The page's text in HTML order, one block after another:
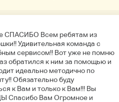
СПАСИБО Всем ребятам из
Удивительная команда с
сервисом!! Вот уже не помню
обратился к ним за помощью и
идеально методично по
Обязательно буду
к Вам и только к Вам!!! Вы
Спасибо Вам Огромное и